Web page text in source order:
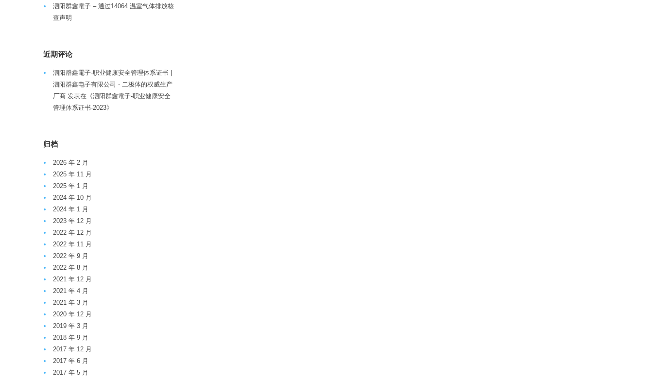
泗阳群鑫電子 – 通过14064 温室气体排放核
查声明
近期评论
泗阳群鑫電子-职业健康安全管理体系证书 |
泗阳群鑫电子有限公司 - 二极体的权威生产
厂商 发表在《泗阳群鑫電子-职业健康安全
管理体系证书-2023》
归档
2026 年 2 月
2025 年 11 月
2025 年 1 月
2024 年 10 月
2024 年 1 月
2023 年 12 月
2022 年 12 月
2022 年 11 月
2022 年 9 月
2022 年 8 月
2021 年 12 月
2021 年 4 月
2021 年 3 月
2020 年 12 月
2019 年 3 月
2018 年 9 月
2017 年 12 月
2017 年 6 月
2017 年 5 月